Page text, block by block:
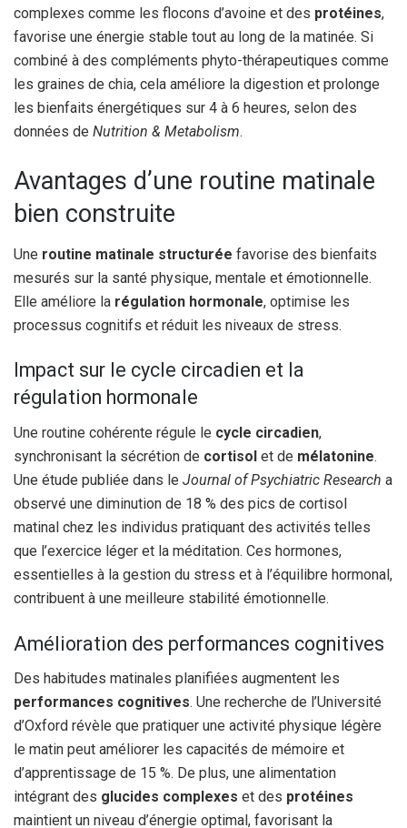
complexes comme les flocons d’avoine et des protéines,
favorise une énergie stable tout au long de la matinée. Si
combiné à des compléments phyto-thérapeutiques comme
les graines de chia, cela améliore la digestion et prolonge
les bienfaits énergétiques sur 4 à 6 heures, selon des
données de Nutrition & Metabolism.
Avantages d’une routine matinale
bien construite
Une routine matinale structurée favorise des bienfaits
mesurés sur la santé physique, mentale et émotionnelle.
Elle améliore la régulation hormonale, optimise les
processus cognitifs et réduit les niveaux de stress.
Impact sur le cycle circadien et la
régulation hormonale
Une routine cohérente régule le cycle circadien,
synchronisant la sécrétion de cortisol et de mélatonine.
Une étude publiée dans le Journal of Psychiatric Research a
observé une diminution de 18 % des pics de cortisol
matinal chez les individus pratiquant des activités telles
que l’exercice léger et la méditation. Ces hormones,
essentielles à la gestion du stress et à l’équilibre hormonal,
contribuent à une meilleure stabilité émotionnelle.
Amélioration des performances cognitives
Des habitudes matinales planifiées augmentent les
performances cognitives. Une recherche de l’Université
d’Oxford révèle que pratiquer une activité physique légère
le matin peut améliorer les capacités de mémoire et
d’apprentissage de 15 %. De plus, une alimentation
intégrant des glucides complexes et des protéines
maintient un niveau d’énergie optimal, favorisant la